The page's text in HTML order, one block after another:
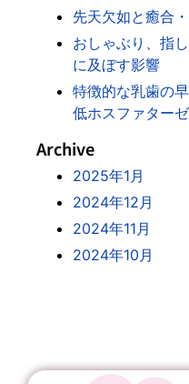
先天欠如と癒合
おしゃぶり、指
に及ぼす影響
特徴的な乳歯の
低ホスファター
Archive
2025年1月
2024年12月
2024年11月
2024年10月